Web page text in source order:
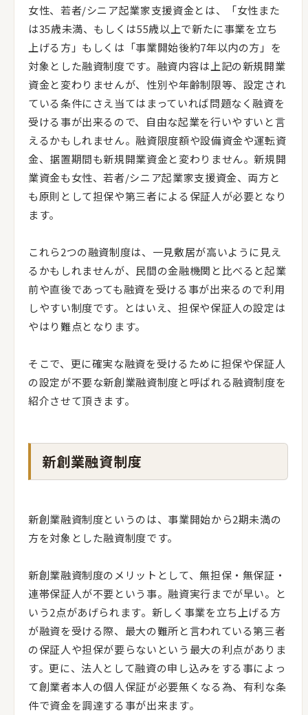
女性、若者/シニア起業家支援資金とは、「女性また
は35歳未満、もしくは55歳以上で新たに事業を立ち
上げる方」もしくは「事業開始後約7年以内の方」を
対象とした融資制度です。融資内容は上記の新規開業
資金と変わりませんが、性別や年齢制限等、設定され
ている条件にさえ当てはまっていれば問題なく融資を
受ける事が出来るので、自由な起業を行いやすいと言
えるかもしれません。融資限度額や設備資金や運転資
金、据置期間も新規開業資金と変わりません。新規開
業資金も女性、若者/シニア起業家支援資金、両方と
も原則として担保や第三者による保証人が必要となり
ます。
これら2つの融資制度は、一見敷居が高いように見え
るかもしれませんが、民間の金融機関と比べると起業
前や直後であっても融資を受ける事が出来るので利用
しやすい制度です。とはいえ、担保や保証人の設定は
やはり難点となります。
そこで、更に確実な融資を受けるために担保や保証人
の設定が不要な新創業融資制度と呼ばれる融資制度を
紹介させて頂きます。
新創業融資制度
新創業融資制度というのは、事業開始から2期未満の
方を対象とした融資制度です。
新創業融資制度のメリットとして、無担保・無保証・
連帯保証人が不要という事。融資実行までが早い。と
いう2点があげられます。新しく事業を立ち上げる方
が融資を受ける際、最大の難所と言われている第三者
の保証人や担保が要らないという最大の利点がありま
す。更に、法人として融資の申し込みをする事によっ
て創業者本人の個人保証が必要無くなる為、有利な条
件で資金を調達する事が出来ます。